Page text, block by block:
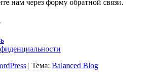
нам через форму обратной связи.
| Тема: Balanced Blog